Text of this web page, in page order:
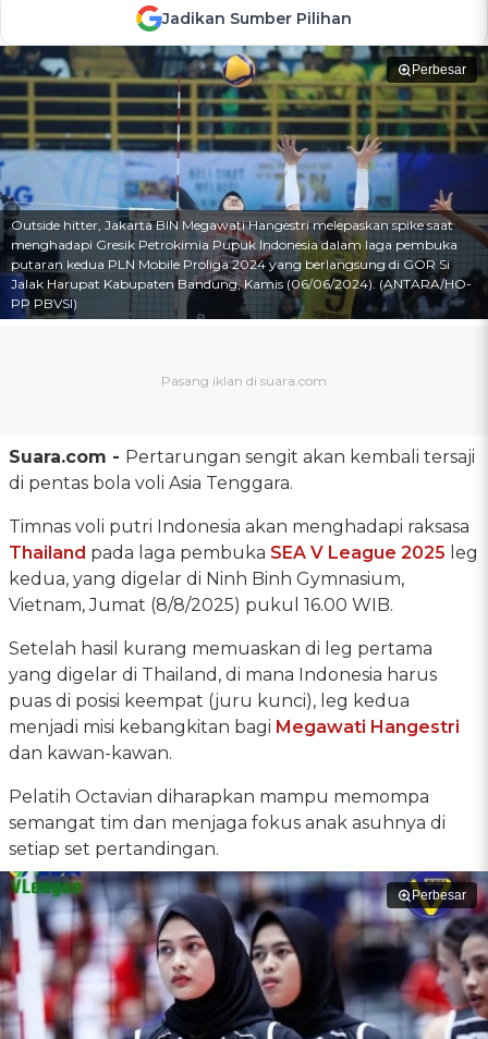
Jadikan Sumber Pilihan
Perbesar
Outside hitter, Jakarta BIN Megawati Hangestri melepaskan spike saat
menghadapi Gresik Petrokimia Pupuk Indonesia dalam laga pembuka
putaran kedua PLN Mobile Proliga 2024 yang berlangsung di GOR Si
Jalak Harupat Kabupaten Bandung, Kamis (06/06/2024). (ANTARA/HO-
PP PBVSI)
Suara.com - Pertarungan sengit akan kembali tersaji
di pentas bola voli Asia Tenggara.
Timnas voli putri Indonesia akan menghadapi raksasa
Thailand pada laga pembuka SEA V League 2025 leg
kedua, yang digelar di Ninh Binh Gymnasium,
Vietnam, Jumat (8/8/2025) pukul 16.00 WIB.
Setelah hasil kurang memuaskan di leg pertama
yang digelar di Thailand, di mana Indonesia harus
puas di posisi keempat (juru kunci), leg kedua
menjadi misi kebangkitan bagi Megawati Hangestri
dan kawan-kawan.
Pelatih Octavian diharapkan mampu memompa
semangat tim dan menjaga fokus anak asuhnya di
setiap set pertandingan.
Perbesar